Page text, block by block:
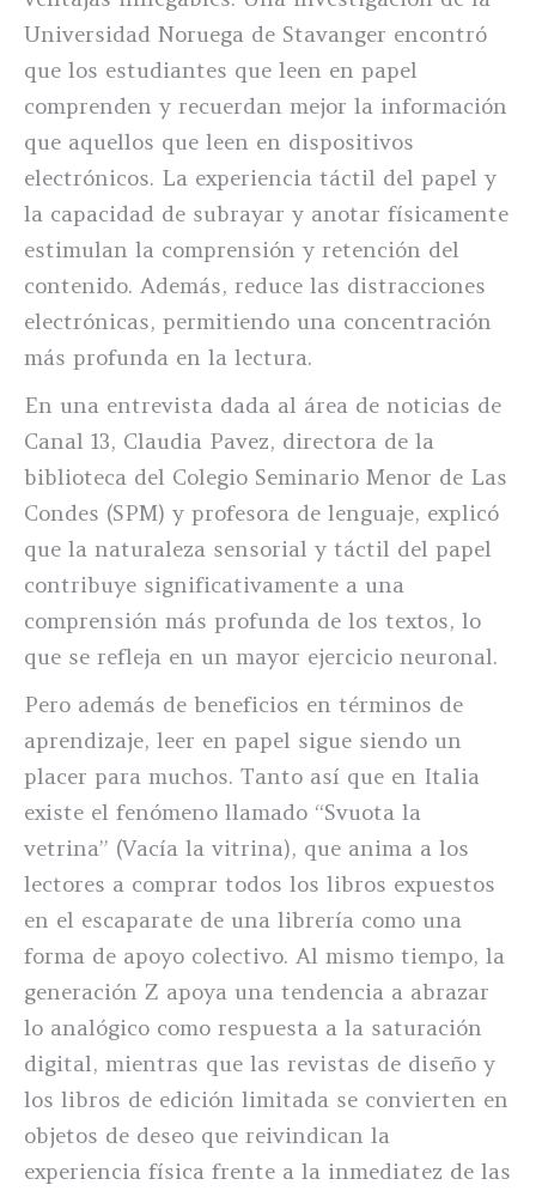
Universidad Noruega de Stavanger encontró
que los estudiantes que leen en papel
comprenden y recuerdan mejor la información
que aquellos que leen en dispositivos
electrónicos. La experiencia táctil del papel y
la capacidad de subrayar y anotar físicamente
estimulan la comprensión y retención del
contenido. Además, reduce las distracciones
electrónicas, permitiendo una concentración
más profunda en la lectura.
En una entrevista dada al área de noticias de
Canal 13, Claudia Pavez, directora de la
biblioteca del Colegio Seminario Menor de Las
Condes (SPM) y profesora de lenguaje, explicó
que la naturaleza sensorial y táctil del papel
contribuye significativamente a una
comprensión más profunda de los textos, lo
que se refleja en un mayor ejercicio neuronal.
Pero además de beneficios en términos de
aprendizaje, leer en papel sigue siendo un
placer para muchos. Tanto así que en Italia
existe el fenómeno llamado “Svuota la
vetrina” (Vacía la vitrina), que anima a los
lectores a comprar todos los libros expuestos
en el escaparate de una librería como una
forma de apoyo colectivo. Al mismo tiempo, la
generación Z apoya una tendencia a abrazar
lo analógico como respuesta a la saturación
digital, mientras que las revistas de diseño y
los libros de edición limitada se convierten en
objetos de deseo que reivindican la
experiencia física frente a la inmediatez de las